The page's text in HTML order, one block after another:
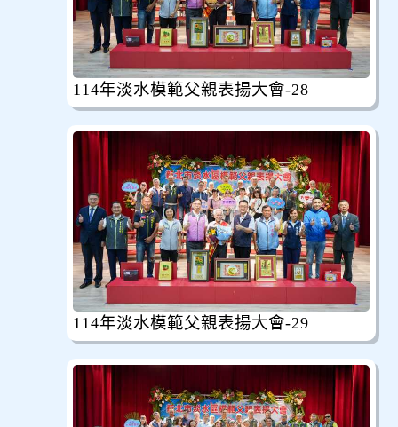
114年淡水模範父親表揚大會-28
114年淡水模範父親表揚大會-29